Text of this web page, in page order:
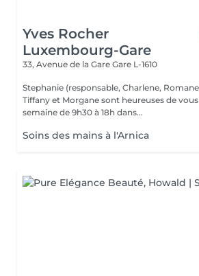
Yves Rocher
Luxembourg-Gare
33, Avenue de la Gare Gare L-1610
Stephanie (responsable, Charlene,
Tiffany et Morgane sont heureuses de
semaine de 9h30 à 18h dans...
Soins des mains à l'Arnica